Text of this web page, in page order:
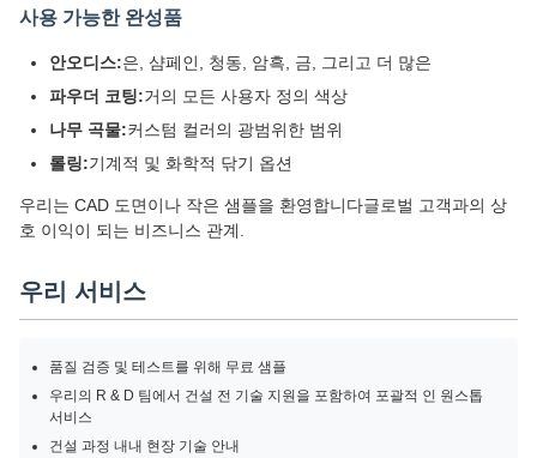
사용 가능한 완성품
안오디스:은, 샴페인, 청동, 암흑, 금, 그리고 더 많은
파우더 코팅:거의 모든 사용자 정의 색상
나무 곡물:커스텀 컬러의 광범위한 범위
롤링:기계적 및 화학적 닦기 옵션
우리는 CAD 도면이나 작은 샘플을 환영합니다글로벌 고객과의 상
호 이익이 되는 비즈니스 관계.
우리 서비스
품질 검증 및 테스트를 위해 무료 샘플
우리의 R & D 팀에서 건설 전 기술 지원을 포함하여 포괄적 인 원스톱
서비스
건설 과정 내내 현장 기술 안내